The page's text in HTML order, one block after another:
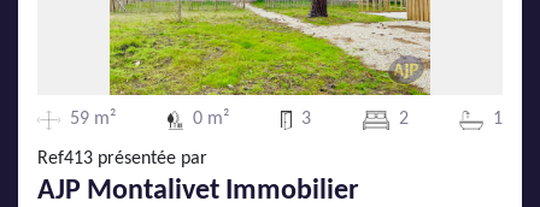
DEVENIR FRANCHISÉ
AJP Recrute
AJP Actualités
Service Qualité Clients
59 m² 0 m² 3 2 1
Ref413 présentée par
AJP Montalivet Immobilier